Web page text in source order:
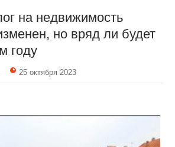
на недвижимость
но вряд ли будет
году
25 октября 2023